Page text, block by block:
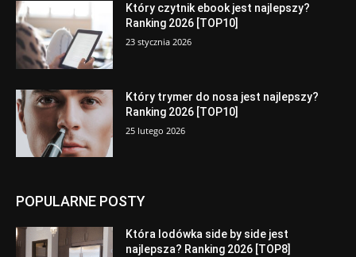
Który czytnik ebook jest najlepszy?
Ranking 2026 [TOP10]
23 stycznia 2026
Który trymer do nosa jest najlepszy?
Ranking 2026 [TOP10]
25 lutego 2026
POPULARNE POSTY
Która lodówka side by side jest
najlepsza? Ranking 2026 [TOP8]